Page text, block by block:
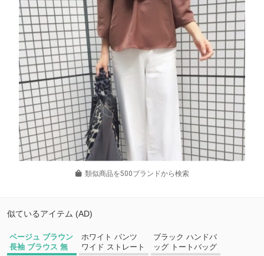
類似商品を500ブランドから検索